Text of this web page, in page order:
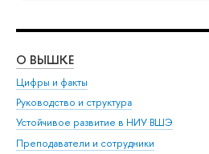
О ВЫШКЕ
Цифры и факты
Руководство и структура
Устойчивое развитие в НИУ ВШЭ
Преподаватели и сотрудники